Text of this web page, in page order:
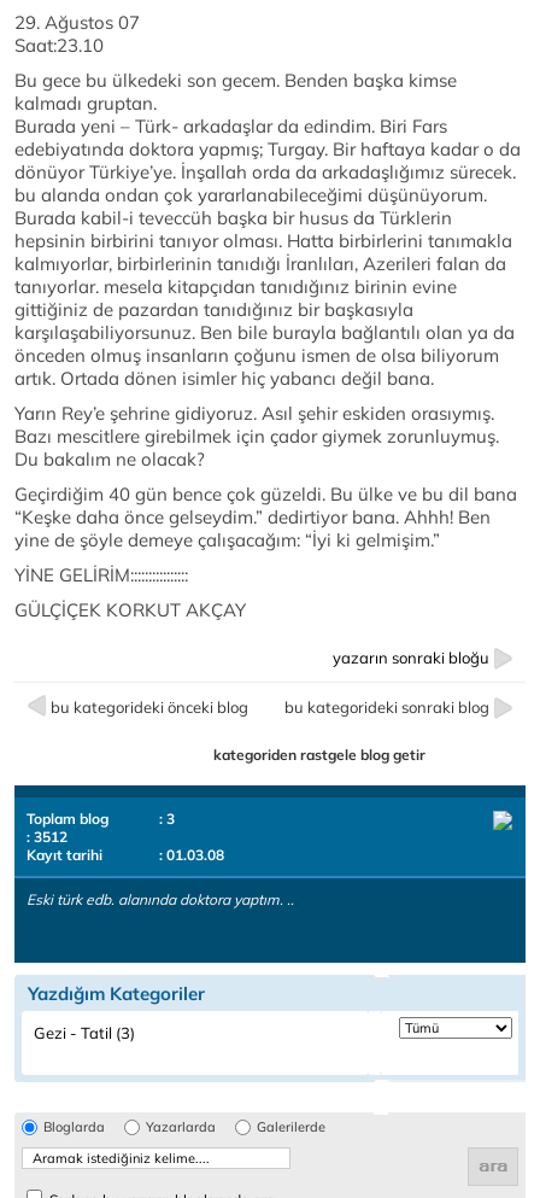
29. Ağustos 07
Saat:23.10
Bu gece bu ülkedeki son gecem. Benden başka kimse
kalmadı gruptan.
Burada yeni – Türk- arkadaşlar da edindim. Biri Fars
edebiyatında doktora yapmış; Turgay. Bir haftaya kadar o da
dönüyor Türkiye’ye. İnşallah orda da arkadaşlığımız sürecek.
bu alanda ondan çok yararlanabileceğimi düşünüyorum.
Burada kabil-i teveccüh başka bir husus da Türklerin
hepsinin birbirini tanıyor olması. Hatta birbirlerini tanımakla
kalmıyorlar, birbirlerinin tanıdığı İranlıları, Azerileri falan da
tanıyorlar. mesela kitapçıdan tanıdığınız birinin evine
gittiğiniz de pazardan tanıdığınız bir başkasıyla
karşılaşabiliyorsunuz. Ben bile burayla bağlantılı olan ya da
önceden olmuş insanların çoğunu ismen de olsa biliyorum
artık. Ortada dönen isimler hiç yabancı değil bana.
Yarın Rey’e şehrine gidiyoruz. Asıl şehir eskiden orasıymış.
Bazı mescitlere girebilmek için çador giymek zorunluymuş.
Du bakalım ne olacak?
Geçirdiğim 40 gün bence çok güzeldi. Bu ülke ve bu dil bana
“Keşke daha önce gelseydim.” dedirtiyor bana. Ahhh! Ben
yine de şöyle demeye çalışacağım: “İyi ki gelmişim.”
YİNE GELİRİM::::::::::::::::
GÜLÇİÇEK KORKUT AKÇAY
yazarın sonraki bloğu
bu kategorideki önceki blog bu kategorideki sonraki blog
kategoriden rastgele blog getir
Toplam blog
: 3
: 3512
Kayıt tarihi
: 01.03.08
Eski türk edb. alanında doktora yaptım. ..
Yazdığım Kategoriler
Gezi - Tatil (3)
Bloglarda Yazarlarda Galerilerde